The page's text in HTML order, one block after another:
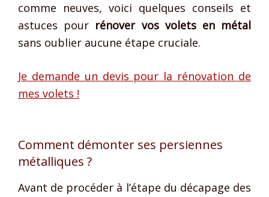
comme neuves, voici quelques conseils et
astuces pour rénover vos volets en métal
sans oublier aucune étape cruciale.
Je demande un devis pour la rénovation de
mes volets !
Comment démonter ses persiennes
métalliques ?
Avant de procéder à l’étape du décapage des